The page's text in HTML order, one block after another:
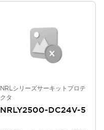
NRLシリーズサーキットプロテ
クタ
NRLY2500-DC24V-5